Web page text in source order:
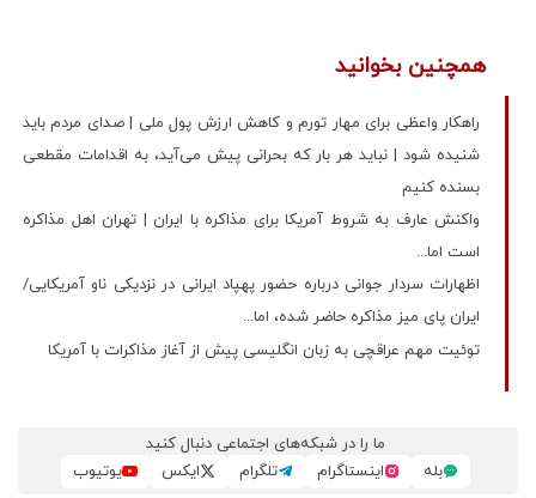
همچنین بخوانید
راهکار واعظی برای مهار تورم و کاهش ارزش پول ملی | صدای مردم باید
شنیده شود | نباید هر بار که بحرانی پیش می‌آید، به اقدامات مقطعی
بسنده کنیم
واکنش عارف به شروط آمریکا برای مذاکره با ایران | تهران اهل مذاکره
است اما...
اظهارات سردار جوانی درباره حضور پهپاد ایرانی در نزدیکی ناو آمریکایی/
ایران پای میز مذاکره حاضر شده، اما...
توئیت مهم عراقچی به زبان انگلیسی پیش از آغاز مذاکرات با آمریکا
ما را در شبکه‌های اجتماعی دنبال کنید
بله
اینستاگرام تلگرام ایکس یوتیوب